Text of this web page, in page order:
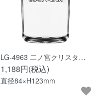
LG-4963 二ノ宮クリスタ…
1,188円(税込)
直径84×H123mm